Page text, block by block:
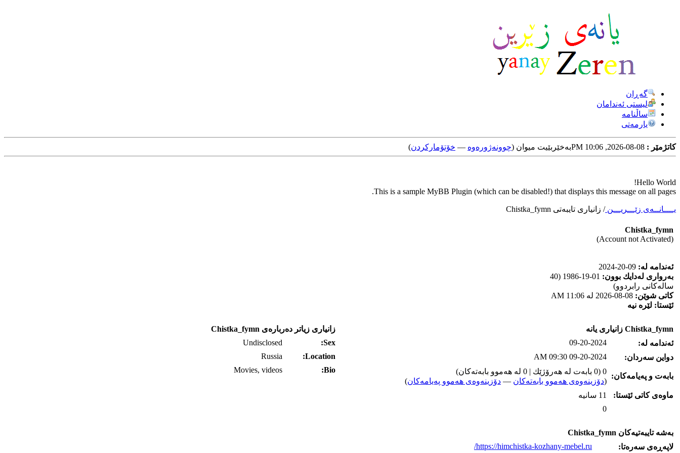
گه‌ڕان
لیستی ئه‌ندامان
ساڵنامه
یارمه‌تی
کاتژمێر : به‌خێربێیت میوان (چوونه‌ژوره‌وه‌ — خۆتۆمارکردن)
Hello World!
This is a sample MyBB Plugin (which can be disabled!) that displays this message on all pages.
یــــانــه‌ی زێـــریـــن/ زانیاری تایبه‌تی Chistka_fymn
Chistka_fymn
(Account not Activated)
ئه‌ندامه‌ له‌:
به‌رواری له‌دایك بوون:
01-19-1986 (40
ساله‌كانی رابردوو)
كاتی شوێن:
ئێستا: لێره‌ نیه‌
Chistka_fymn زانیاری یانه‌
ئه‌ندامه‌ له‌:
09-20-2024
دواین سه‌ردان:
09-20-2024 09:30 AM
بابه‌ت و په‌یامه‌کان:
0 (0 بابه‌ت له‌ هه‌رۆژێك | 0 له‌ هه‌موو بابه‌ته‌كان)
(دۆزینه‌وه‌ی هه‌موو بابه‌ته‌کان — دۆزینه‌وه‌ی هه‌موو په‌یامه‌کان)
ماوه‌ی كاتی ئێستا:
11 سانیه‌
0
به‌شه‌ تایبه‌تیه‌کان Chistka_fymn
لاپه‌ڕه‌ی سه‌ره‌تا:
https://himchistka-kozhany-mebel.ru/
زانیاری زیاتر ده‌رباره‌ی Chistka_fymn
Sex:
Undisclosed
Location:
Russia
Bio:
Movies, videos